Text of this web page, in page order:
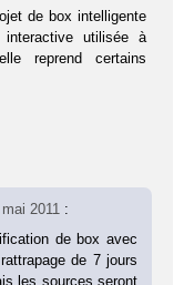
de box intelligente
utilisée à
reprend certains
2011 :
de box avec
de 7 jours
les sources seront